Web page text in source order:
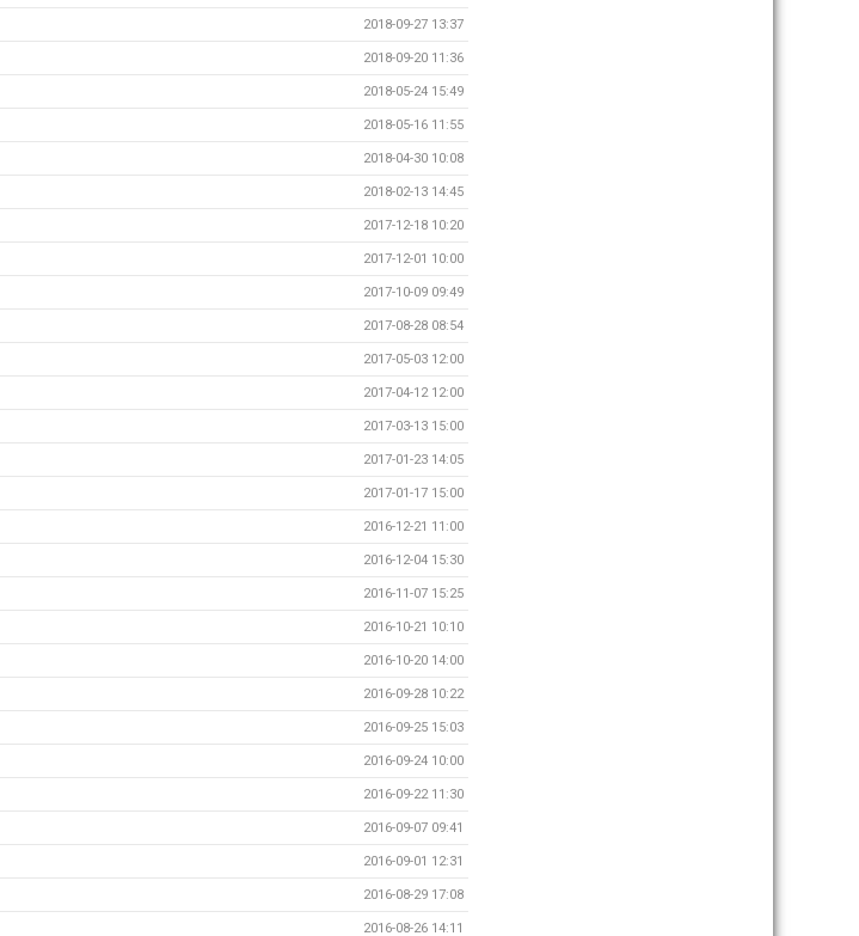
2018-09-27 13:37
2018-09-20 11:36
2018-05-24 15:49
2018-05-16 11:55
2018-04-30 10:08
2018-02-13 14:45
2017-12-18 10:20
2017-12-01 10:00
2017-10-09 09:49
2017-08-28 08:54
2017-05-03 12:00
2017-04-12 12:00
2017-03-13 15:00
2017-01-23 14:05
2017-01-17 15:00
2016-12-21 11:00
2016-12-04 15:30
2016-11-07 15:25
2016-10-21 10:10
2016-10-20 14:00
2016-09-28 10:22
2016-09-25 15:03
2016-09-24 10:00
2016-09-22 11:30
2016-09-07 09:41
2016-09-01 12:31
2016-08-29 17:08
2016-08-26 14:11